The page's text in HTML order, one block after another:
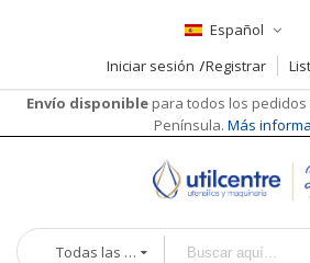
Español
Iniciar sesión
Registrar
Envío disponible para todos los
Península. Más
Todas las categorías